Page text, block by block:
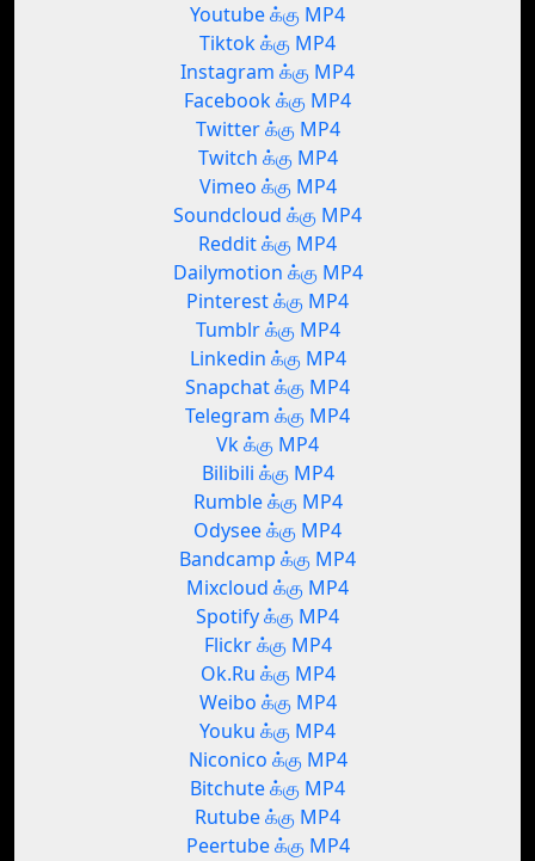
Youtube க்கு MP4
Tiktok க்கு MP4
Instagram க்கு MP4
Facebook க்கு MP4
Twitter க்கு MP4
Twitch க்கு MP4
Vimeo க்கு MP4
Soundcloud க்கு MP4
Reddit க்கு MP4
Dailymotion க்கு MP4
Pinterest க்கு MP4
Tumblr க்கு MP4
Linkedin க்கு MP4
Snapchat க்கு MP4
Telegram க்கு MP4
Vk க்கு MP4
Bilibili க்கு MP4
Rumble க்கு MP4
Odysee க்கு MP4
Bandcamp க்கு MP4
Mixcloud க்கு MP4
Spotify க்கு MP4
Flickr க்கு MP4
Ok.Ru க்கு MP4
Weibo க்கு MP4
Youku க்கு MP4
Niconico க்கு MP4
Bitchute க்கு MP4
Rutube க்கு MP4
Peertube க்கு MP4